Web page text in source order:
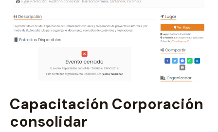
Capacitación Corporación
consolidar